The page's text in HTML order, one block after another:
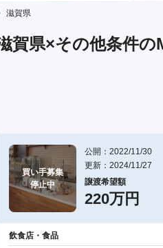
滋賀県
賀県×その他条件
買い手募集
停止中
公開：2022/11/30
更新：2024/11/27
譲渡希望額
220万円
飲食店・食品